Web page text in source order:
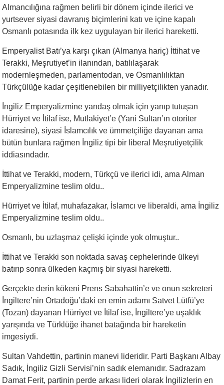
Almancılığına rağmen belirli bir dönem içinde ilerici ve
yurtsever siyasi davranış biçimlerini katı ve içine kapalı
Osmanlı potasında ilk kez uygulayan bir ilerici hareketti.
Emperyalist Batı’ya karşı çıkan (Almanya hariç) İttihat ve
Terakki, Meşrutiyet’in ilanından, batılılaşarak
modernleşmeden, parlamentodan, ve Osmanlılıktan
Türkçülüğe kadar çeşitlenebilen bir milliyetçilikten yanadır.
İngiliz Emperyalizmine yandaş olmak için yanıp tutuşan
Hürriyet ve İtilaf ise, Mutlakiyet’e (Yani Sultan’ın otoriter
idaresine), siyasi İslamcılık ve ümmetçiliğe dayanan ama
bütün bunlara rağmen İngiliz tipi bir liberal Meşrutiyetçilik
iddiasındadır.
İttihat ve Terakki, modern, Türkçü ve ilerici idi, ama Alman
Emperyalizmine teslim oldu..
Hürriyet ve İtilaf, muhafazakar, İslamcı ve liberaldi, ama İngiliz
Emperyalizmine teslim oldu..
Osmanlı, bu uzlaşmaz çelişki içinde yok olmuştur..
İttihat ve Terakki son noktada savaş cephelerinde ülkeyi
batırıp sonra ülkeden kaçmış bir siyasi hareketti.
Gerçekte derin kökeni Prens Sabahattin’e ve onun sekreteri
İngiltere’nin Ortadoğu’daki en emin adamı Satvet Lütfü’ye
(Tozan) dayanan Hürriyet ve İtilaf ise, İngiltere’ye uşaklık
yarışında ve Türklüğe ihanet batağında bir hareketin
imgesiydi.
Sultan Vahdettin, partinin manevi lideridir. Parti Başkanı Albay
Sadık, İngiliz Gizli Servisi’nin sadık elemanıdır. Sadrazam
Damat Ferit, partinin perde arkası lideri olarak İngilizlerin en